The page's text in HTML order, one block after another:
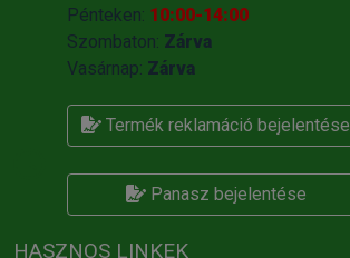
Pénteken: 10:00-14:00
Szombaton: Zárva
Vasárnap: Zárva
Termék reklamáció bejelentése
Panasz bejelentése
HASZNOS LINKEK